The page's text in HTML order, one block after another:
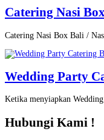
Catering Nasi
Catering Nasi Box Bali /
Wedding Party
Ketika menyiapkan
Hubungi Kami !